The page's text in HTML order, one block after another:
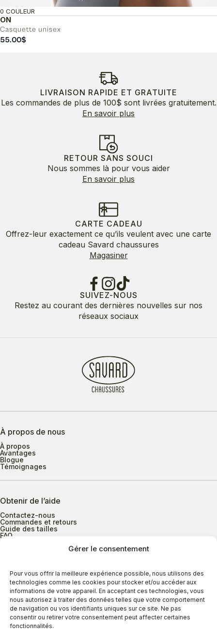
Gérer le consentement
Pour vous offrir la meilleure expérience possible, nous utilisons des
technologies comme les cookies pour stocker et/ou accéder aux
informations de votre appareil. En acceptant ces technologies, vous
nous autorisez à traiter des données telles que votre comportement
de navigation ou vos identifiants uniques sur ce site. Ne pas
consentir ou retirer votre consentement peut affecter certaines
fonctionnalités.
ON
Casquette unisex
0 COULEUR
55.00$
LIVRAISON RAPIDE ET GRATUITE
Les commandes de plus de 100$ sont livrées gratuitement.
En savoir plus
RETOUR SANS SOUCI
Nous sommes là pour vous aider
En savoir plus
CARTE CADEAU
Offrez-leur exactement ce qu’ils veulent avec une carte
cadeau Savard chaussures
Magasiner
SUIVEZ-NOUS
Restez au courant des dernières nouvelles sur nos
réseaux sociaux
À propos de nous
À propos
Avantages
Blogue
Témoignages
Obtenir de l’aide
Contactez-nous
Commandes et retours
Guide des tailles
FAQ
Heures d’ouverture
Lundi au mercredi
9h00 à 17h30
Jeudi
9h00 à 20h00
Vendredi
9h00 à 18h00